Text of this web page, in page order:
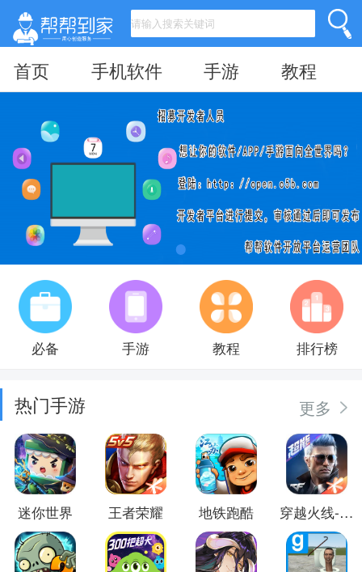
首页 手机软件 手游 教程
必备 手游 教程 排行榜
热门手游 更多
迷你世界 王者荣耀 地铁跑酷 穿越火线-枪战王者